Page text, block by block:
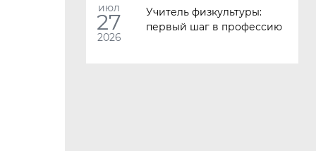
июл
27
2026
Учитель физкультуры:
первый шаг в профессию